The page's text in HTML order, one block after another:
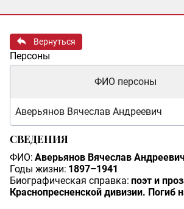
Вернуться
Персоны
ФИО персоны
Аверьянов Вячеслав Андреевич
СВЕДЕНИЯ
ФИО: Аверьянов Вячеслав Андреевич
Годы жизни: 1897–1941
Биографическая справка: поэт и
Краснопресненской дивизии. Погиб